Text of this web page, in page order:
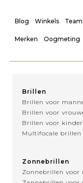
Blog Winkels Team
Merken Oogmeting
Brillen
Brillen voor
Brillen voor
Brillen voor
Multifocale brillen
Zonnebrillen
Zonnebrillen voor